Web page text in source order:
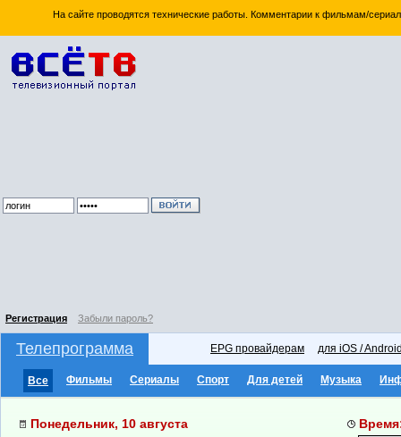
На сайте проводятся технические работы. Комментарии к фильмам/
Регистрация Забыли пароль?
Телепрограмма EPG провайдерам для iOS /
Все Фильмы Сериалы Спорт Для детей Музыка
Понедельник, 10 августа